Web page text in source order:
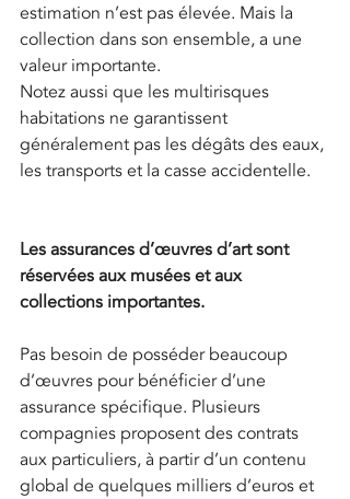
estimation n’est pas élevée. Mais la
collection dans son ensemble, a une
valeur importante.
Notez aussi que les multirisques
habitations ne garantissent
généralement pas les dégâts des eaux,
les transports et la casse accidentelle.
Les assurances d’œuvres d’art sont
réservées aux musées et aux
collections importantes.
Pas besoin de posséder beaucoup
d’œuvres pour bénéficier d’une
assurance spécifique. Plusieurs
compagnies proposent des contrats
aux particuliers, à partir d’un contenu
global de quelques milliers d’euros et